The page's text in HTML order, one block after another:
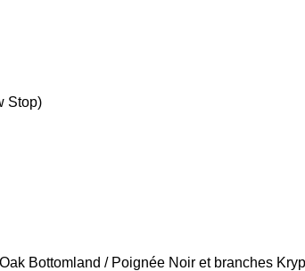
Stop)
Bottomland / Poignée Noir et branches